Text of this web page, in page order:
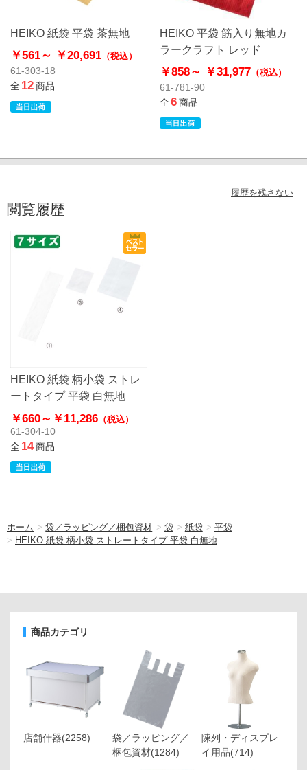
HEIKO 紙袋 平袋 茶無地
￥561～ ￥20,691 （税込）
61-303-18
全12商品
HEIKO 平袋 筋入り無地カ
ラークラフト レッド
￥858～ ￥31,977（税込）
61-781-90
全6商品
履歴を残さない
閲覧履歴
HEIKO 紙袋 柄小袋 ストレ
ートタイプ 平袋 白無地
￥660～ ￥11,286 （税込）
61-304-10
全14商品
ホーム >袋／ラッピング／梱包資材 > 袋 > 紙袋 > 平袋
> HEIKO 紙袋 柄小袋 ストレートタイプ 平袋 白無地
商品カテゴリ
店舗什器(2258)
袋／ラッピング／
梱包資材(1284)
陳列・ディスプレ
イ用品(714)